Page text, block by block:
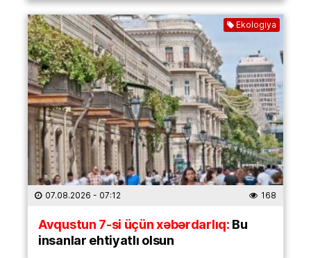
Ekologiya
07.08.2026 - 07:12 168
Avqustun 7-si üçün xəbərdarlıq:Bu
insanlar ehtiyatlı olsun